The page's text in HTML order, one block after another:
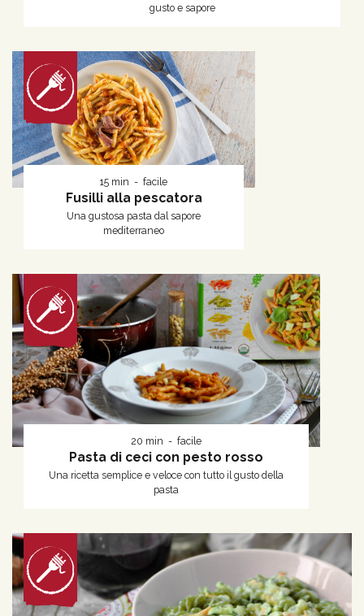
gusto e sapore
15 min facile
Fusilli alla pescatora
Una gustosa pasta dal sapore
mediterraneo
20 min facile
Pasta di ceci con pesto rosso
Una ricetta semplice e veloce con tutto il gusto della
pasta